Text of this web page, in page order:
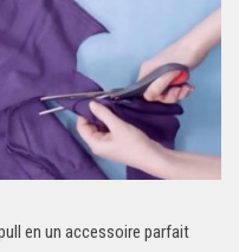
en un accessoire parfait